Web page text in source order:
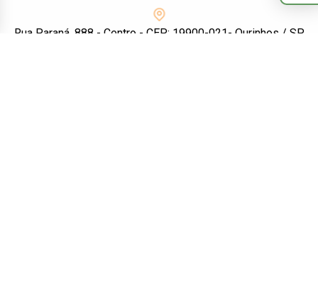
Rua Paraná, 888 - Centro - CEP: 19900-021- Ourinhos / SP